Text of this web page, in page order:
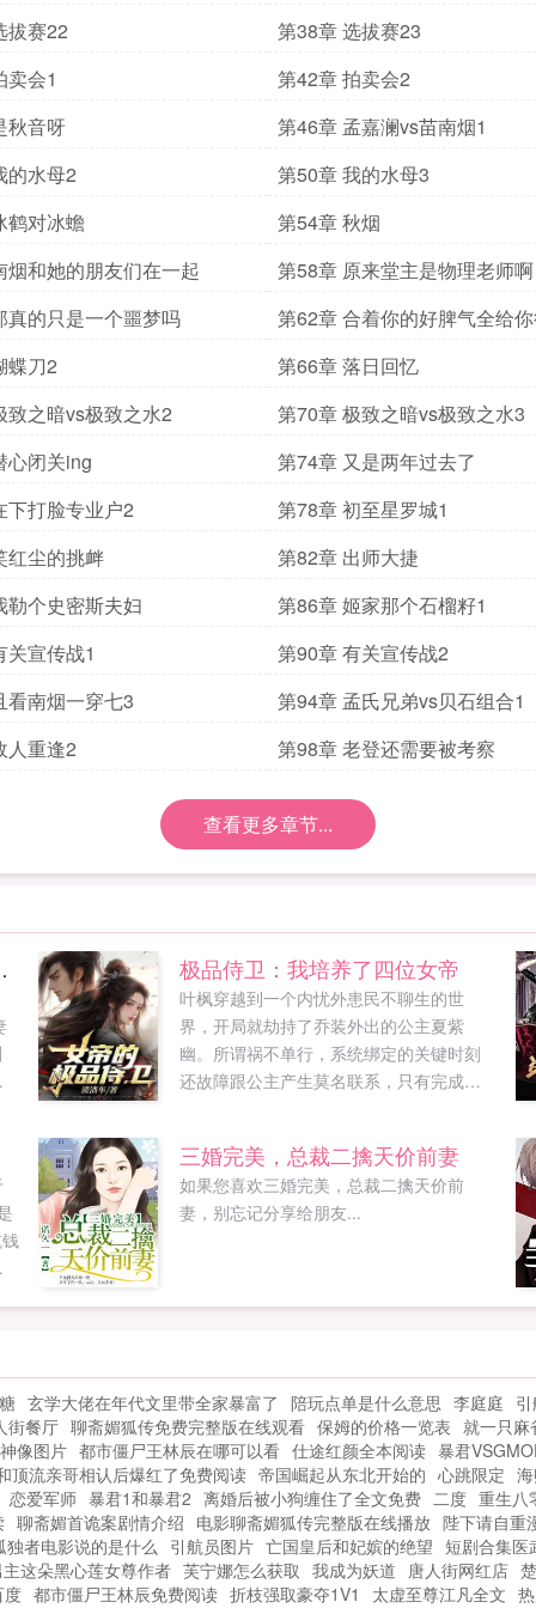
拔赛22
第38章 选拔赛23
卖会1
第42章 拍卖会2
秋音呀
第46章 孟嘉澜vs苗南烟1
的水母2
第50章 我的水母3
鹤对冰蟾
第54章 秋烟
烟和她的朋友们在一起
第58章 原来堂主是物理老师啊
真的只是一个噩梦吗
第62章 合着你的好脾气全给
蝶刀2
第66章 落日回忆
致之暗vs极致之水2
第70章 极致之暗vs极致之水3
心闭关ing
第74章 又是两年过去了
下打脸专业户2
第78章 初至星罗城1
红尘的挑衅
第82章 出师大捷
勒个史密斯夫妇
第86章 姬家那个石榴籽1
关宣传战1
第90章 有关宣传战2
看南烟一穿七3
第94章 孟氏兄弟vs贝石组合1
人重逢2
第98章 老登还需要被考察
查看更多章节...
上瘾 极品侍卫：我培养了四位女帝
叶枫穿越到一个内忧外患民不聊生的世
界，开局就劫持了乔装外出的公主夏紫
幽。所谓祸不单行，系统绑定的关键时刻
还故障跟公主产生莫名联系，只有完成公
厨但为了公主，我这就去做他只想当个小
侍卫，没想到意外打造了四位女帝...
三婚完美，总裁二擒天价前妻
如果您喜欢三婚完美，总裁二擒天价前
妻，别忘记分享给朋友...
玄学大佬在年代文里带全家暴富了 陪玩点单是什么意思 李庭庭
街餐厅 聊斋媚狐传免费完整版在线观看 保姆的价格一览表 就一只麻
像图片 都市僵尸王林辰在哪可以看 仕途红颜全本阅读 暴君
顶流亲哥相认后爆红了免费阅读 帝国崛起从东北开始的 心跳限定
恋爱军师 暴君1和暴君2 离婚后被小狗缠住了全文免费 二度 重生八
聊斋媚首诡案剧情介绍 电影聊斋媚狐传完整版在线播放 陛下请自重
独者电影说的是什么
引航员图片 亡国皇后和妃嫔的绝望 短剧合集医
这朵黑心莲女尊作者 芙宁娜怎么获取 我成为妖道 唐人街网红店
度 都市僵尸王林辰免费阅读 折枝强取豪夺1V1 太虚至尊江凡全文